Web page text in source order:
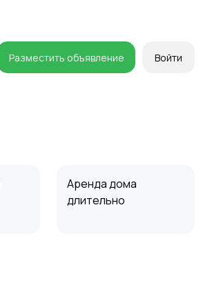
Разместить объявление Войти
Аренда дома
длительно